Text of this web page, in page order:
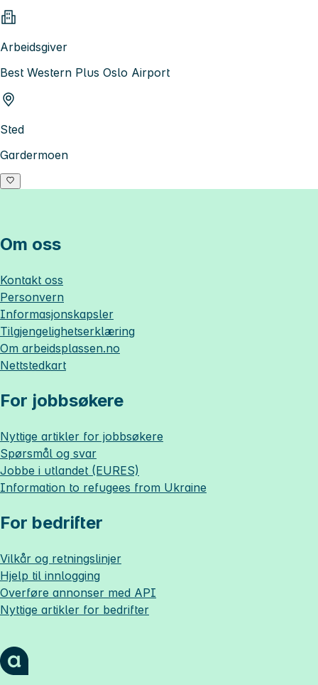
Arbeidsgiver
Best Western Plus Oslo Airport
Sted
Gardermoen
Om oss
Kontakt oss
Personvern
Informasjonskapsler
Tilgjengelighetserklæring
Om arbeidsplassen.no
Nettstedkart
For jobbsøkere
Nyttige artikler for jobbsøkere
Spørsmål og svar
Jobbe i utlandet (EURES)
Information to refugees from Ukraine
For bedrifter
Vilkår og retningslinjer
Hjelp til innlogging
Overføre annonser med API
Nyttige artikler for bedrifter